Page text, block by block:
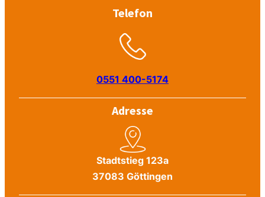
Telefon
0551 400-5174
Adresse
Stadtstieg 123a
37083 Göttingen